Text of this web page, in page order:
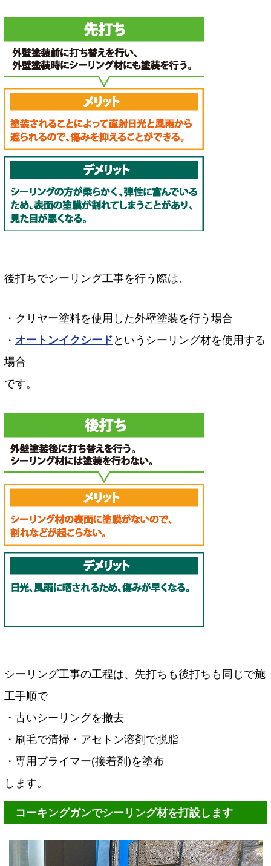
後打ちでシーリング工事を行う際は、
・クリヤー塗料を使用した外壁塗装を行う場合
・ オートンイクシード というシーリング材を使用する
場合
です。
シーリング工事の工程は、先打ちも後打ちも同じで施
工手順で
・古いシーリングを撤去
・刷毛で清掃・アセトン溶剤で脱脂
・専用プライマー(接着剤)を塗布
します。
コーキングガンでシーリング材を打設します